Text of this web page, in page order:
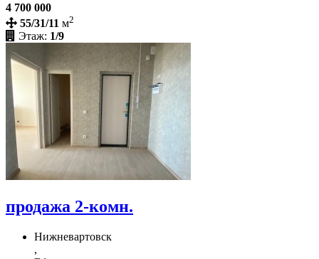
4 700 000
55/31/11 м2
Этаж: 1/9
продажа 2-комн.
Нижневартовск
,